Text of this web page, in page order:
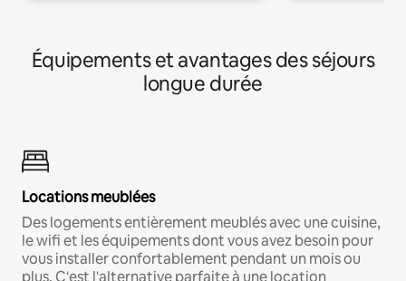
Équipements et avantages des séjours
longue durée
Locations meublées
Des logements entièrement meublés avec une cuisine,
le wifi et les équipements dont vous avez besoin pour
vous installer confortablement pendant un mois ou
plus. C'est l'alternative parfaite à une location